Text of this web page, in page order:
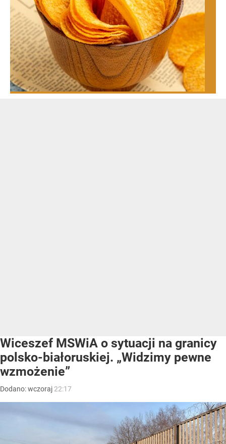
Wiceszef MSWiA o sytuacji na granicy
polsko-białoruskiej. „Widzimy pewne
wzmożenie”
Dodano:wczoraj 22:17